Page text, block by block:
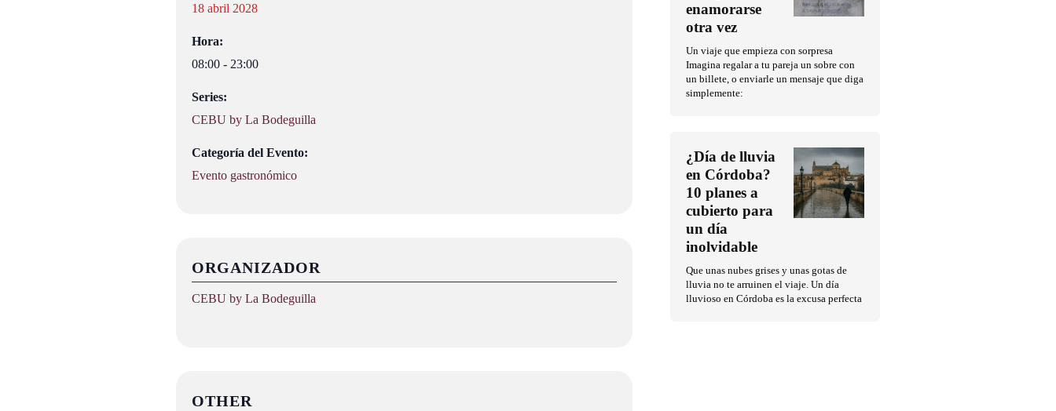
18 abril 2028
Hora:
08:00 - 23:00
Series:
CEBU by La Bodeguilla
Categoría del Evento:
Evento gastronómico
ORGANIZADOR
CEBU by La Bodeguilla
OTHER
enamorarse
otra vez
Un viaje que empieza con sorpresa
Imagina regalar a tu pareja un sobre con
un billete, o enviarle un mensaje que diga
simplemente:
¿Día de lluvia
en Córdoba?
10 planes a
cubierto para
un día
inolvidable
Que unas nubes grises y unas gotas de
lluvia no te arruinen el viaje. Un día
lluvioso en Córdoba es la excusa perfecta